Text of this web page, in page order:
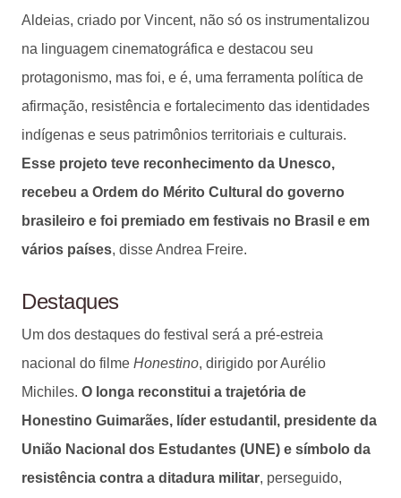
Aldeias, criado por Vincent, não só os instrumentalizou
na linguagem cinematográfica e destacou seu
protagonismo, mas foi, e é, uma ferramenta política de
afirmação, resistência e fortalecimento das identidades
indígenas e seus patrimônios territoriais e culturais.
Esse projeto teve reconhecimento da Unesco,
recebeu a Ordem do Mérito Cultural do governo
brasileiro e foi premiado em festivais no Brasil e em
vários países, disse Andrea Freire.
Destaques
Um dos destaques do festival será a pré-estreia
nacional do filme Honestino, dirigido por Aurélio
Michiles. O longa reconstitui a trajetória de
Honestino Guimarães, líder estudantil, presidente da
União Nacional dos Estudantes (UNE) e símbolo da
resistência contra a ditadura militar, perseguido,